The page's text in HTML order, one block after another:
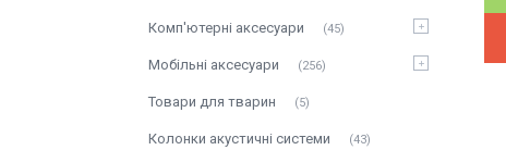
Комп'ютерні аксесуари 45
Мобільні аксесуари 256
Товари для тварин 5
Колонки акустичні системи 43